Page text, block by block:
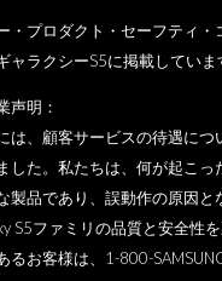
・プロダクト・セーフティ
ャラクシーS5に掲載していま
声明：
は、顧客サービスの待遇に
した。私たちは、何が起こ
製品であり、誤動作の原因と
S5ファミリの品質と安全性
るお客様は、1-800-